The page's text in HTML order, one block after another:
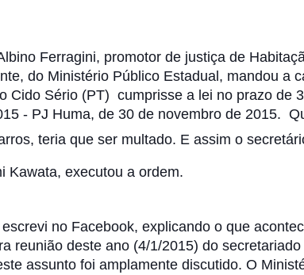
Ferragini, promotor de justiça de
do Ministério Público Estadual, mandou a
Cido Sério (PT) cumprisse a lei no prazo de
- PJ Huma, de 30 de novembro de 2015.
teria que ser multado. E assim o
Kawata, executou a ordem.
no Facebook, explicando o que
reunião deste ano (4/1/2015) do
assunto foi amplamente discutido. O